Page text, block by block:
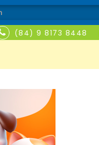
(84) 9 8173 8448